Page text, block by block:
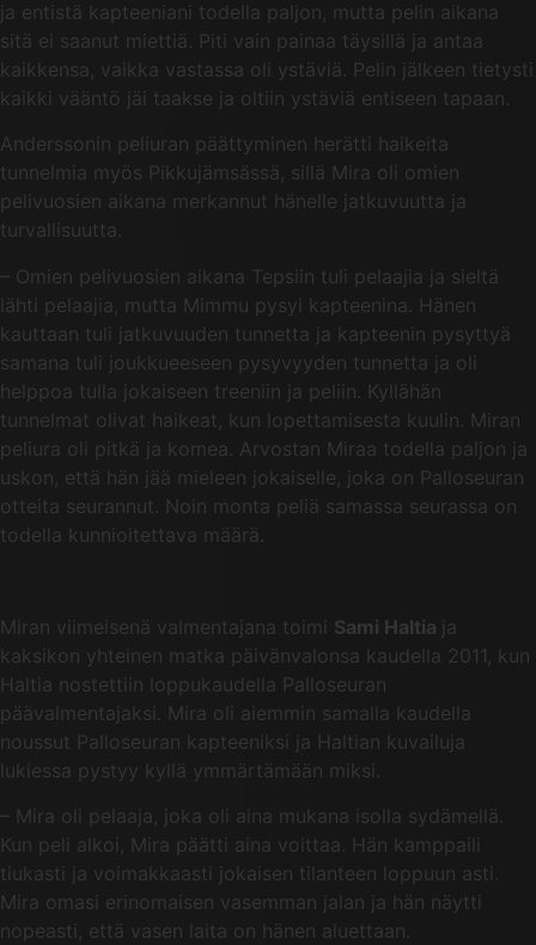
ja entistä kapteeniani todella paljon, mutta pelin aikana
sitä ei saanut miettiä. Piti vain painaa täysillä ja antaa
kaikkensa, vaikka vastassa oli ystäviä. Pelin jälkeen tietysti
kaikki vääntö jäi taakse ja oltiin ystäviä entiseen tapaan.
Anderssonin peliuran päättyminen herätti haikeita
tunnelmia myös Pikkujämsässä, sillä Mira oli omien
pelivuosien aikana merkannut hänelle jatkuvuutta ja
turvallisuutta.
– Omien pelivuosien aikana Tepsiin tuli pelaajia ja sieltä
lähti pelaajia, mutta Mimmu pysyi kapteenina. Hänen
kauttaan tuli jatkuvuuden tunnetta ja kapteenin pysyttyä
samana tuli joukkueeseen pysyvyyden tunnetta ja oli
helppoa tulla jokaiseen treeniin ja peliin. Kyllähän
tunnelmat olivat haikeat, kun lopettamisesta kuulin. Miran
peliura oli pitkä ja komea. Arvostan Miraa todella paljon ja
uskon, että hän jää mieleen jokaiselle, joka on Palloseuran
otteita seurannut. Noin monta peliä samassa seurassa on
todella kunnioitettava määrä.
Miran viimeisenä valmentajana toimi Sami Haltia ja
kaksikon yhteinen matka päivänvalonsa kaudella 2011, kun
Haltia nostettiin loppukaudella Palloseuran
päävalmentajaksi. Mira oli aiemmin samalla kaudella
noussut Palloseuran kapteeniksi ja Haltian kuvailuja
lukiessa pystyy kyllä ymmärtämään miksi.
– Mira oli pelaaja, joka oli aina mukana isolla sydämellä.
Kun peli alkoi, Mira päätti aina voittaa. Hän kamppaili
tiukasti ja voimakkaasti jokaisen tilanteen loppuun asti.
Mira omasi erinomaisen vasemman jalan ja hän näytti
nopeasti, että vasen laita on hänen aluettaan.